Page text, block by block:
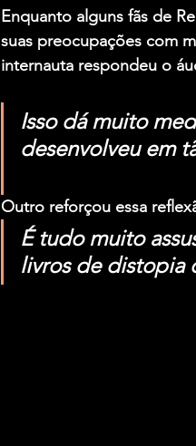
Enquanto alguns fãs de
suas preocupações com
internauta respondeu o
Isso dá muito
desenvolveu em
Outro reforçou essa
É tudo muito
livros de distopia